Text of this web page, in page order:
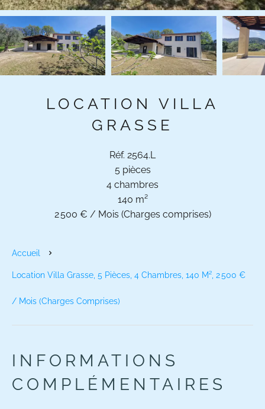
LOCATION VILLA
GRASSE
Réf. 2564.L
5 pièces
4 chambres
140 m²
2 500 € / Mois (Charges comprises)
Accueil
Location Villa Grasse, 5 Pièces, 4 Chambres, 140 M², 2 500 €
/ Mois (Charges Comprises)
INFORMATIONS
COMPLÉMENTAIRES